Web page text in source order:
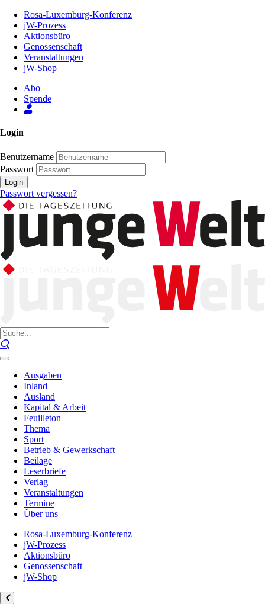
Inhalt
Seite
Rosa-Luxemburg-Konferenz
jW-Prozess
Aktionsbüro
Genossenschaft
Veranstaltungen
jW-Shop
Abo
Spende
Login
Benutzername
Passwort
Login
Passwort vergessen?
Ausgaben
Inland
Ausland
Kapital & Arbeit
Feuilleton
Thema
Sport
Betrieb & Gewerkschaft
Beilage
Leserbriefe
Verlag
Veranstaltungen
Termine
Über uns
Rosa-Luxemburg-Konferenz
jW-Prozess
Aktionsbüro
Genossenschaft
jW-Shop